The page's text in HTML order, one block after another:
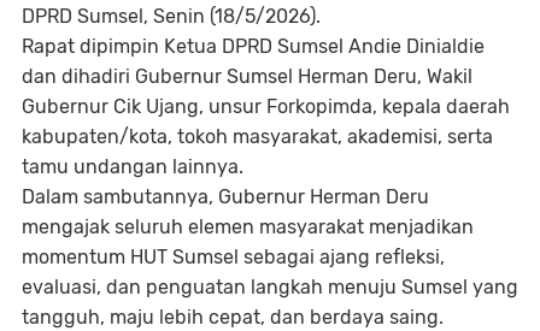
DPRD Sumsel, Senin (18/5/2026).
Rapat dipimpin Ketua DPRD Sumsel Andie Dinialdie
dan dihadiri Gubernur Sumsel Herman Deru, Wakil
Gubernur Cik Ujang, unsur Forkopimda, kepala daerah
kabupaten/kota, tokoh masyarakat, akademisi, serta
tamu undangan lainnya.
Dalam sambutannya, Gubernur Herman Deru
mengajak seluruh elemen masyarakat menjadikan
momentum HUT Sumsel sebagai ajang refleksi,
evaluasi, dan penguatan langkah menuju Sumsel yang
tangguh, maju lebih cepat, dan berdaya saing.